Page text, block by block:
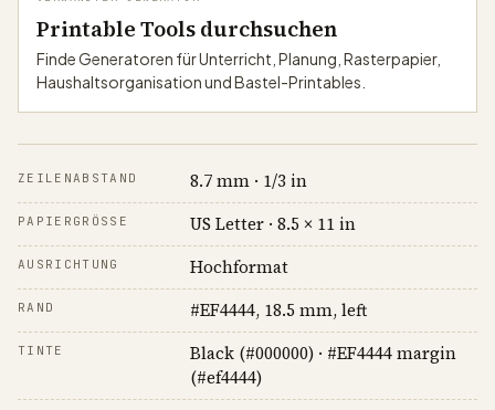
Printable Tools durchsuchen
Finde Generatoren für Unterricht, Planung, Rasterpapier,
Haushaltsorganisation und Bastel-Printables.
ZEILENABSTAND 8.7 mm · 1/3 in
PAPIERGRÖSSE US Letter · 8.5 × 11 in
AUSRICHTUNG Hochformat
RAND #EF4444, 18.5 mm, left
TINTE
Black (#000000) · #EF4444 margin
(#ef4444)